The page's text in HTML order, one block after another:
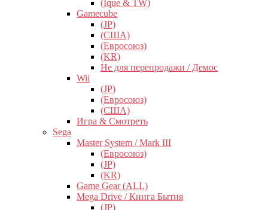
(Ique & TW)
Gamecube
(JP)
(США)
(Евросоюз)
(KR)
Не для перепродажи / Демос
Wii
(JP)
(Евросоюз)
(США)
Игра & Смотреть
Sega
Master System / Mark III
(Евросоюз)
(JP)
(KR)
Game Gear (ALL)
Mega Drive / Книга Бытия
(JP)